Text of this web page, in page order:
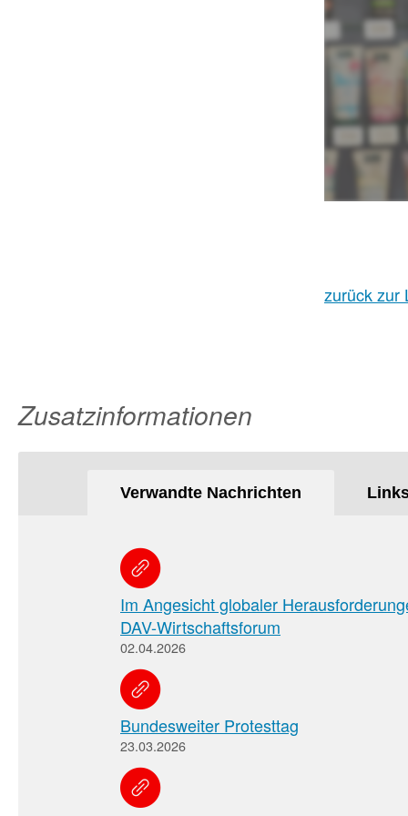
zurück zur
Zusatzinformationen
Verwandte Nachrichten
Im Angesicht globaler
DAV-Wirtschaftsforum
02.04.2026
Bundesweiter Protesttag
23.03.2026